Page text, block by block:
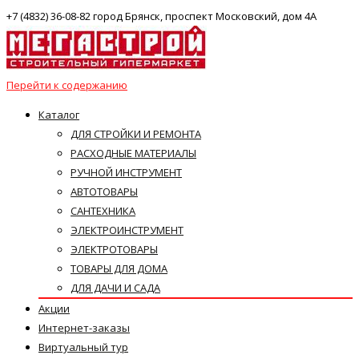
+7 (4832) 36-08-82 город Брянск, проспект Московский, дом 4А
Перейти к содержанию
Каталог
ДЛЯ СТРОЙКИ И РЕМОНТА
РАСХОДНЫЕ МАТЕРИАЛЫ
РУЧНОЙ ИНСТРУМЕНТ
АВТОТОВАРЫ
САНТЕХНИКА
ЭЛЕКТРОИНСТРУМЕНТ
ЭЛЕКТРОТОВАРЫ
ТОВАРЫ ДЛЯ ДОМА
ДЛЯ ДАЧИ И САДА
Акции
Интернет-заказы
Виртуальный тур